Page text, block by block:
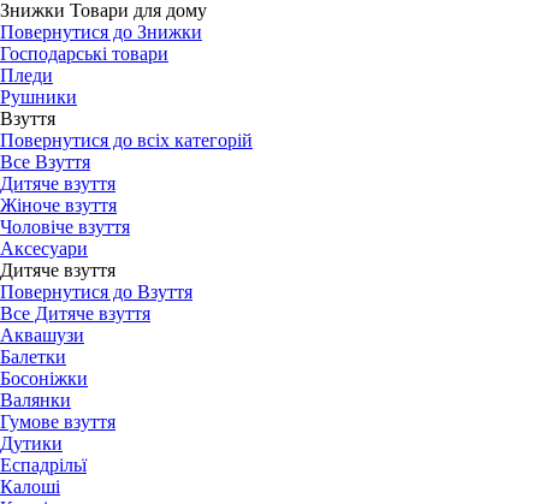
Знижки Товари для дому
Повернутися до Знижки
Господарські товари
Пледи
Рушники
Взуття
Повернутися до всіх категорій
Все Взуття
Дитяче взуття
Жіноче взуття
Чоловіче взуття
Аксесуари
Дитяче взуття
Повернутися до Взуття
Все Дитяче взуття
Аквашузи
Балетки
Босоніжки
Валянки
Гумове взуття
Дутики
Еспадрільї
Калоші